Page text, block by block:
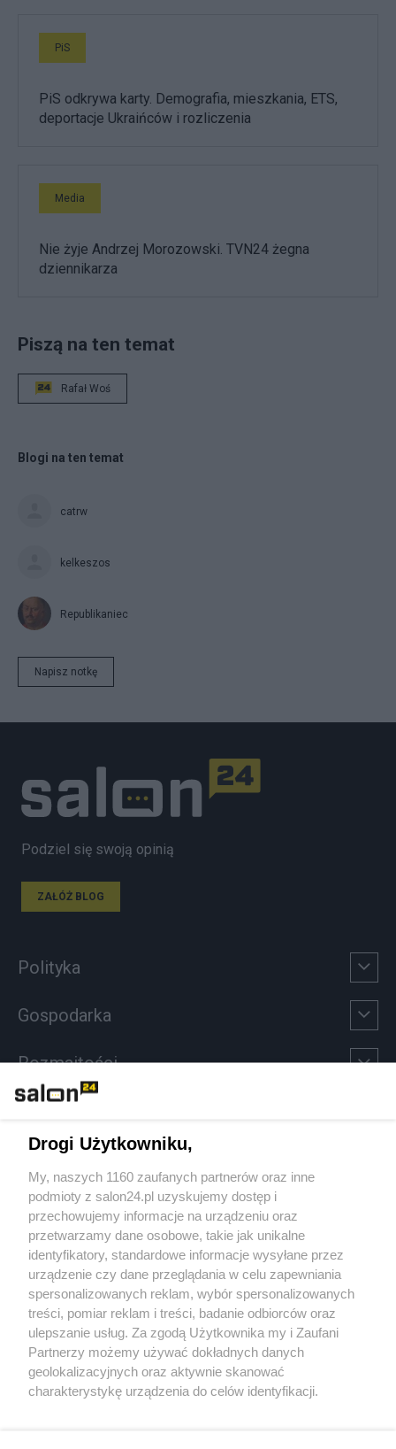
PiS
PiS odkrywa karty. Demografia, mieszkania, ETS,
deportacje Ukraińców i rozliczenia
Media
Nie żyje Andrzej Morozowski. TVN24 żegna
dziennikarza
Piszą na ten temat
Rafał Woś
Blogi na ten temat
catrw
kelkeszos
Republikaniec
Napisz notkę
Podziel się swoją opinią
ZAŁÓŻ BLOG
Polityka
Gospodarka
Rozmaitości
Sport
Społeczeństwo
Kultura
X Facebook Instagram Youtube
Drogi Użytkowniku,
My, naszych 1160 zaufanych partnerów oraz inne
podmioty z salon24.pl uzyskujemy dostęp i
przechowujemy informacje na urządzeniu oraz
przetwarzamy dane osobowe, takie jak unikalne
identyfikatory, standardowe informacje wysyłane przez
urządzenie czy dane przeglądania w celu zapewniania
spersonalizowanych reklam, wybór spersonalizowanych
treści, pomiar reklam i treści, badanie odbiorców oraz
ulepszanie usług. Za zgodą Użytkownika my i Zaufani
Partnerzy możemy używać dokładnych danych
geolokalizacyjnych oraz aktywnie skanować
charakterystykę urządzenia do celów identyfikacji.